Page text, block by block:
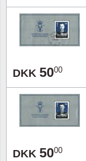
DKK 5000
DKK 5000